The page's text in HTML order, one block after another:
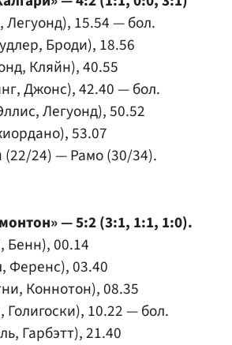
Легуонд), 15.54 — бол.
Броди), 18.56
Кляйн), 40.55
Джонс), 42.40 — бол.
Легуонд), 50.52
53.07
(22/24) — Рамо (30/34).
— 5:2 (3:1, 1:1, 1:0).
Бенн), 00.14
Ференс), 03.40
Коннотон), 08.35
10.22 — бол.
Гарбэтт), 21.40